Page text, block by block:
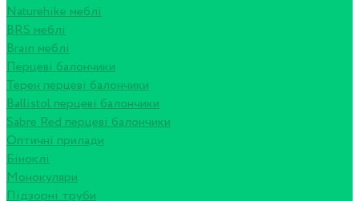
Naturehike меблі
BRS меблі
Brain меблі
Перцеві балончики
Терен перцеві балончики
Ballistol перцеві балончики
Sabre Red перцеві балончики
Оптичні прилади
Біноклі
Монокуляри
Підзорні труби